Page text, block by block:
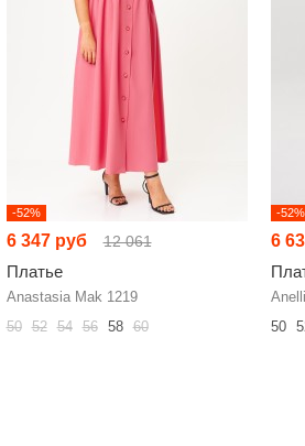
-52%
6 347 руб 12 061
Платье
Anastasia Mak 1219
50 52 54 56 58 60
-52%
6
50